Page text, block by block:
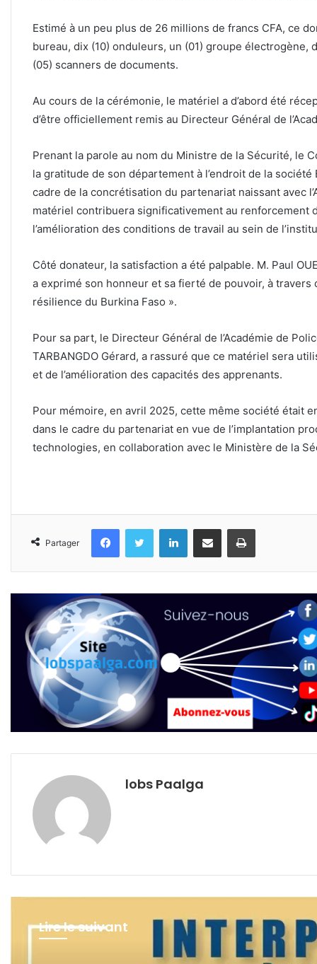
Estimé à un peu plus de 26 millions de francs CFA, ce
bureau, dix (10) onduleurs, un (01) groupe électrogène,
(05) scanners de documents.
Au cours de la cérémonie, le matériel a d’abord été
d’être officiellement remis au Directeur Général de
Prenant la parole au nom du Ministre de la Sécurité, le
la gratitude de son département à l’endroit de la
cadre de la concrétisation du partenariat naissant avec
matériel contribuera significativement au renforcement
l’amélioration des conditions de travail au sein de
Côté donateur, la satisfaction a été palpable. M. Paul
a exprimé son honneur et sa fierté de pouvoir, à
résilience du Burkina Faso ».
Pour sa part, le Directeur Général de l’Académie de
TARBANGDO Gérard, a rassuré que ce matériel sera
et de l’amélioration des capacités des apprenants.
Pour mémoire, en avril 2025, cette même société était
dans le cadre du partenariat en vue de l’implantation
technologies, en collaboration avec le Ministère de la
Partager
FacebookTwitter LinkedinPartager par email Imprimer
lobs Paalga
Lire le suivant